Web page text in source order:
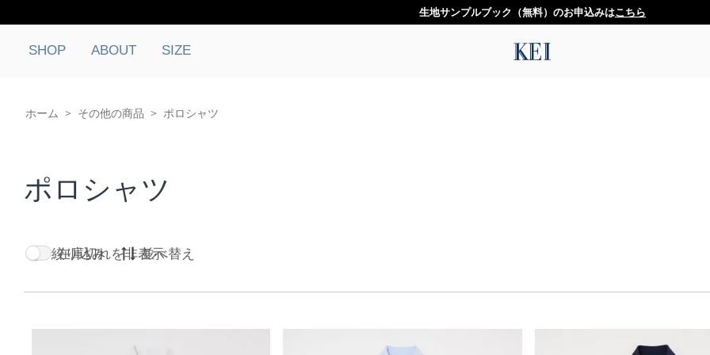
生地サンプルブック（無料）のお申込みはこちら
SHOP ABOUT SIZE
ホーム > その他の商品 > ポロシャツ
ポロシャツ
在庫切れを非表示
絞り込み 並べ替え